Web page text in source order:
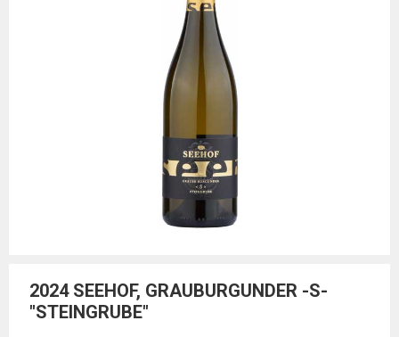
2024 SEEHOF, GRAUBURGUNDER -S-
"STEINGRUBE"